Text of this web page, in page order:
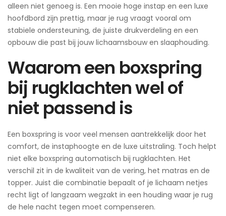
alleen niet genoeg is. Een mooie hoge instap en een luxe
hoofdbord zijn prettig, maar je rug vraagt vooral om
stabiele ondersteuning, de juiste drukverdeling en een
opbouw die past bij jouw lichaamsbouw en slaaphouding.
Waarom een boxspring
bij rugklachten wel of
niet passend is
Een boxspring is voor veel mensen aantrekkelijk door het
comfort, de instaphoogte en de luxe uitstraling. Toch helpt
niet elke boxspring automatisch bij rugklachten. Het
verschil zit in de kwaliteit van de vering, het matras en de
topper. Juist die combinatie bepaalt of je lichaam netjes
recht ligt of langzaam wegzakt in een houding waar je rug
de hele nacht tegen moet compenseren.